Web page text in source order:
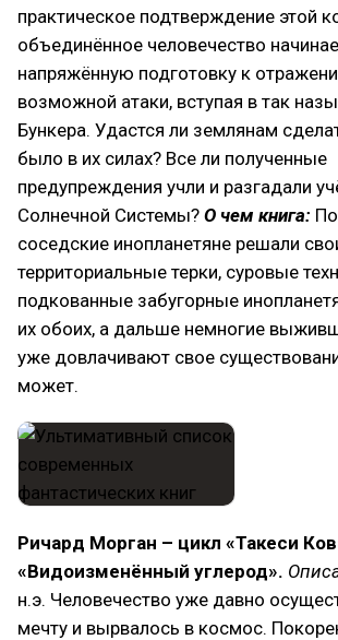
практическое подтверждение этой
объединённое человечество
напряжённую подготовку к
возможной атаки, вступая в так
Бункера. Удастся ли землянам
было в их силах? Все ли полученные
предупреждения учли и разгадали
Солнечной Системы? О чем книга:
соседские инопланетяне решали
территориальные терки, суровые
подкованные забугорные
их обоих, а дальше немногие
уже довлачивают свое
может.
Ричард Морган – цикл «Такеси
«Видоизменённый углерод».
н.э. Человечество уже давно
мечту и вырвалось в космос.